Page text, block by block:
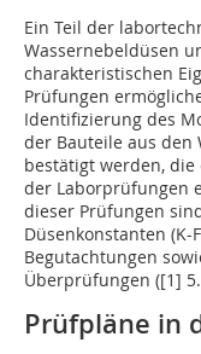
Ein Teil der
Wassernebeldüsen
charakteristischen
Prüfungen
Identifizierung des
der Bauteile aus den
bestätigt werden,
der Laborprüfungen
dieser Prüfungen
Düsenkonstanten (K-
Begutachtungen
Überprüfungen ([1]
Prüfpläne in